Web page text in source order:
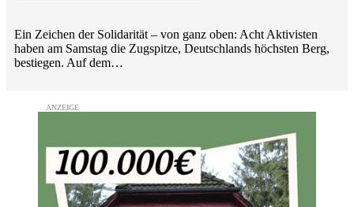
Ein Zeichen der Solidarität – von ganz oben: Acht Aktivisten
haben am Samstag die Zugspitze, Deutschlands höchsten Berg,
bestiegen. Auf dem…